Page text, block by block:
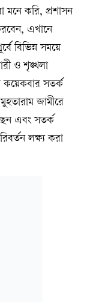
মনে করি, প্রশাসন
এখানে
বিভিন্ন সময়ে
ও শৃঙ্খলা
কয়েকবার সতর্ক
জামীরে
এবং সতর্ক
লক্ষ্য করা